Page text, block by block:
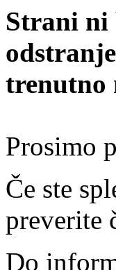
Strani ni
trenutno
Prosimo
Če ste
preverite
Do